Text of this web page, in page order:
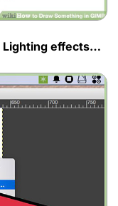
Lighting effects…